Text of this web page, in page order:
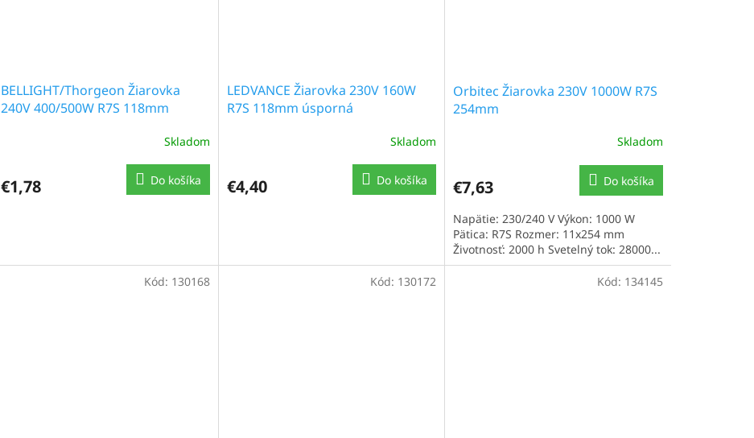
BELLIGHT/Thorgeon Žiarovka
240V 400/500W R7S 118mm
Skladom
€1,78 Do košíka
LEDVANCE Žiarovka 230V 160W
R7S 118mm úsporná
Skladom
€4,40 Do košíka
Orbitec Žiarovka 230V 1000W R7S
254mm
Skladom
€7,63 Do košíka
Napätie: 230/240 V Výkon: 1000 W
Pätica: R7S Rozmer: 11x254 mm
Životnosť: 2000 h Svetelný tok: 28000...
Kód: 130168 Kód: 130172 Kód: 134145